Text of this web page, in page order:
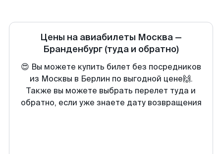
Цены на авиабилеты Москва —
Бранденбург (туда и обратно)
😍 Вы можете купить билет без посредников
из Москвы в Берлин по выгодной цене🙌.
Также вы можете выбрать перелет туда и
обратно, если уже знаете дату возвращения